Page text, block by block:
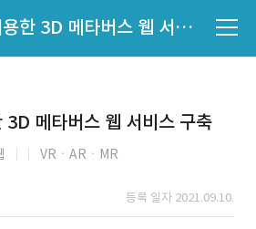
바빌론js를 이용한 3D 메타버스 웹 서비스 구축
3D 메타버스 웹 서비스 구축
VRㆍARㆍMR
등록 일자 2021.09.10.